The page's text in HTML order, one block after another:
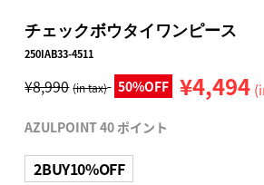
チェックボウタイワンピース
250IAB33-4511
¥8,990 (in tax) 50%OFF ¥4,494
AZULPOINT 40 ポイント
2BUY10%OFF